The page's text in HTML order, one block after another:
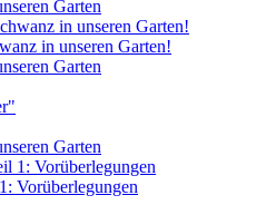
Garten
in unseren Garten!
Garten
Garten
Vorüberlegungen